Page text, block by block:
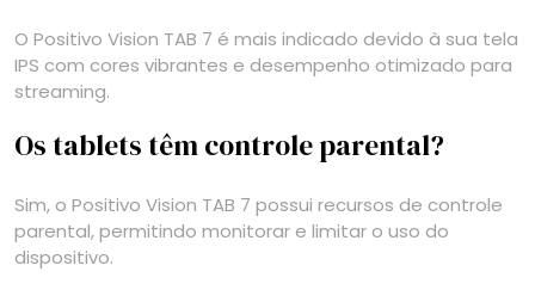
O Positivo Vision TAB 7 é mais indicado devido à sua tela
IPS com cores vibrantes e desempenho otimizado para
streaming.
Os tablets têm controle parental?
Sim, o Positivo Vision TAB 7 possui recursos de controle
parental, permitindo monitorar e limitar o uso do
dispositivo.